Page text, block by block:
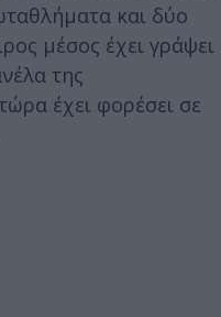
και δύο
μέσος έχει γράψει
της
έχει φορέσει σε